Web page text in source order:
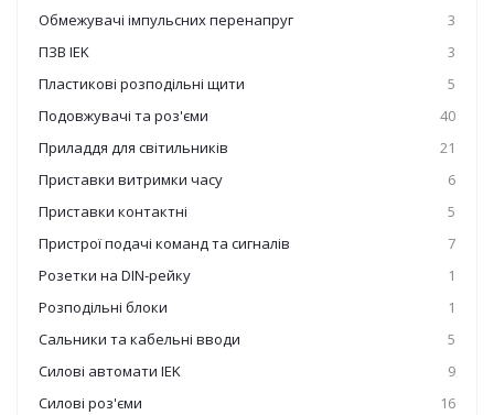
Обмежувачі імпульсних перенапруг
3
ПЗВ IEK
3
Пластикові розподільні щити
5
Подовжувачі та роз'єми
40
Приладдя для світильників
21
Приставки витримки часу
6
Приставки контактні
5
Пристрої подачі команд та сигналів
7
Розетки на DIN-рейку
1
Розподільні блоки
1
Сальники та кабельні вводи
5
Силові автомати IEK
9
Силові роз'єми
16